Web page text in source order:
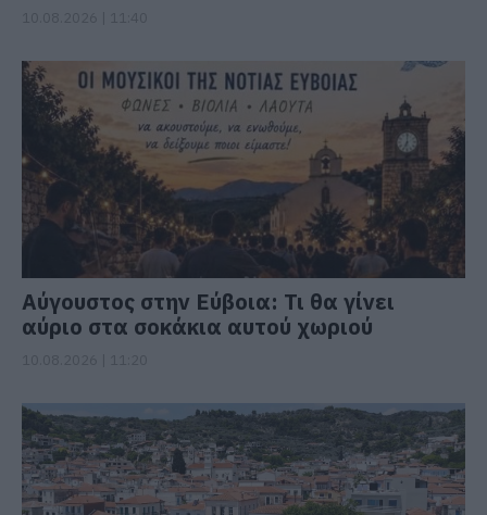
Αύγουστος στην Εύβοια: Τι θα γίνει
αύριο στα σοκάκια αυτού χωριού